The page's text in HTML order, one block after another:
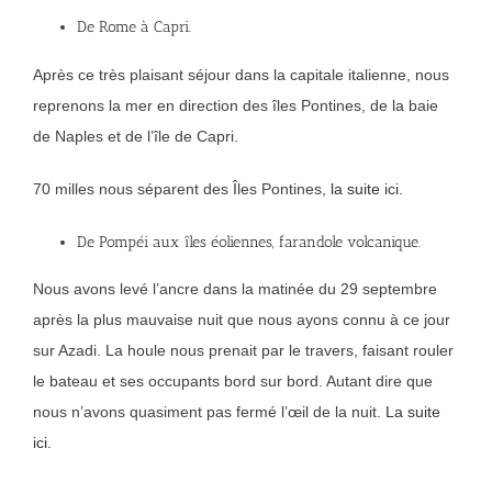
De Rome à Capri.
Après ce très plaisant séjour dans la capitale italienne, nous
reprenons la mer en direction des îles Pontines, de la baie
de Naples et de l’île de Capri.
70 milles nous séparent des Îles Pontines, la suite ici.
De Pompéi aux îles éoliennes, farandole volcanique.
Nous avons levé l’ancre dans la matinée du 29 septembre
après la plus mauvaise nuit que nous ayons connu à ce jour
sur Azadi. La houle nous prenait par le travers, faisant rouler
le bateau et ses occupants bord sur bord. Autant dire que
nous n’avons quasiment pas fermé l’œil de la nuit. La suite
ici.